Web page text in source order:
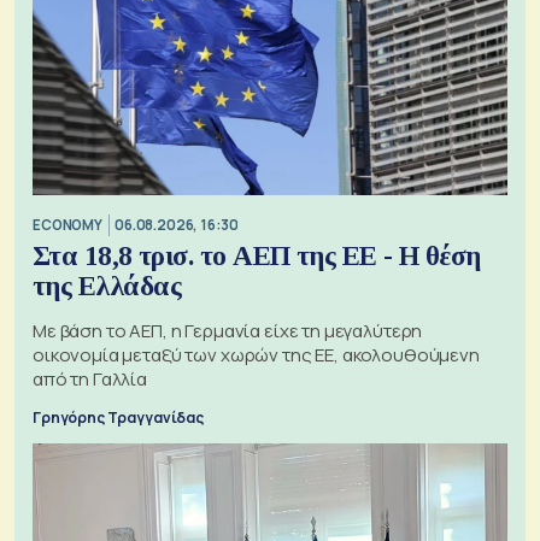
ECONOMY 06.08.2026, 16:30
Στα 18,8 τρισ. το ΑΕΠ της ΕΕ - Η θέση
της Ελλάδας
Με βάση το ΑΕΠ, η Γερμανία είχε τη μεγαλύτερη
οικονομία μεταξύ των χωρών της ΕΕ, ακολουθούμενη
από τη Γαλλία
Γρηγόρης Τραγγανίδας